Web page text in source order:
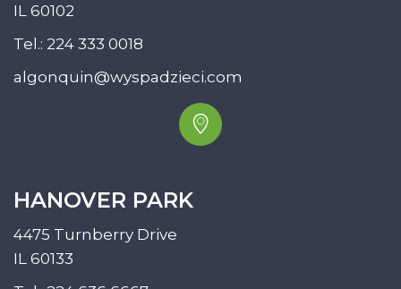
IL 60102
Tel.: 224 333 0018
algonquin@wyspadzieci.com
HANOVER PARK
4475 Turnberry Drive
IL 60133